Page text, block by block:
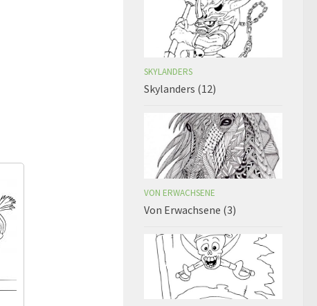
SKYLANDERS
Skylanders (12)
VON ERWACHSENE
Von Erwachsene (3)